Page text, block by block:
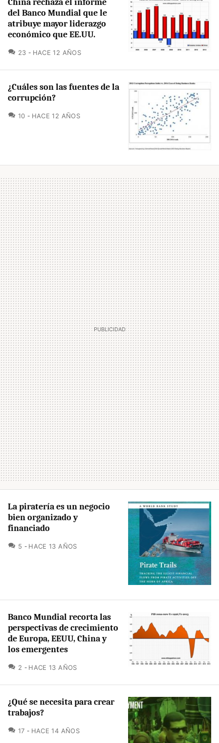
China rechaza el informe
del Banco Mundial que le
atribuye mayor liderazgo
económico que EE.UU.
23 COMENTARIOS
HACE 12 AÑOS
¿Cuáles son las fuentes de la
corrupción?
10 COMENTARIOS
HACE 12 AÑOS
La piratería es un negocio
bien organizado y
financiado
5 COMENTARIOS
HACE 13 AÑOS
Banco Mundial recorta las
perspectivas de crecimiento
de Europa, EEUU, China y
los emergentes
2 COMENTARIOS
HACE 13 AÑOS
¿Qué se necesita para crear
trabajos?
17 COMENTARIOS
HACE 14 AÑOS